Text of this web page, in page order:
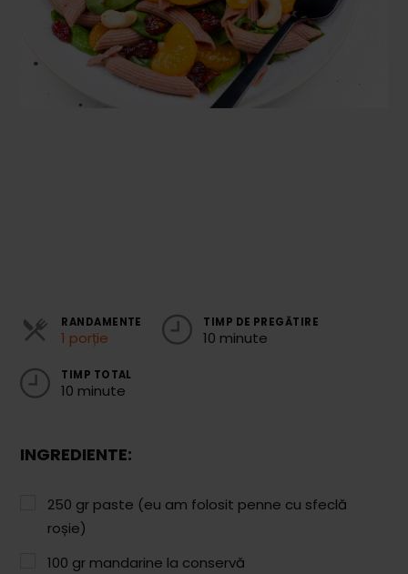
Brioșe și Checuri
Budinci, Jeleuri și Sufleuri
Cheesecake
Cozonaci
Sirop / Compot
Sosuri și Condimente
Pâine
Patiserie
Aluaturi Dulci
RANDAMENTE
1 porție
TIMP DE PREGĂTIRE
10 minute
TIMP TOTAL
10 minute
INGREDIENTE:
250 gr paste (eu am folosit penne cu sfeclă
roșie)
100 gr mandarine la conservă